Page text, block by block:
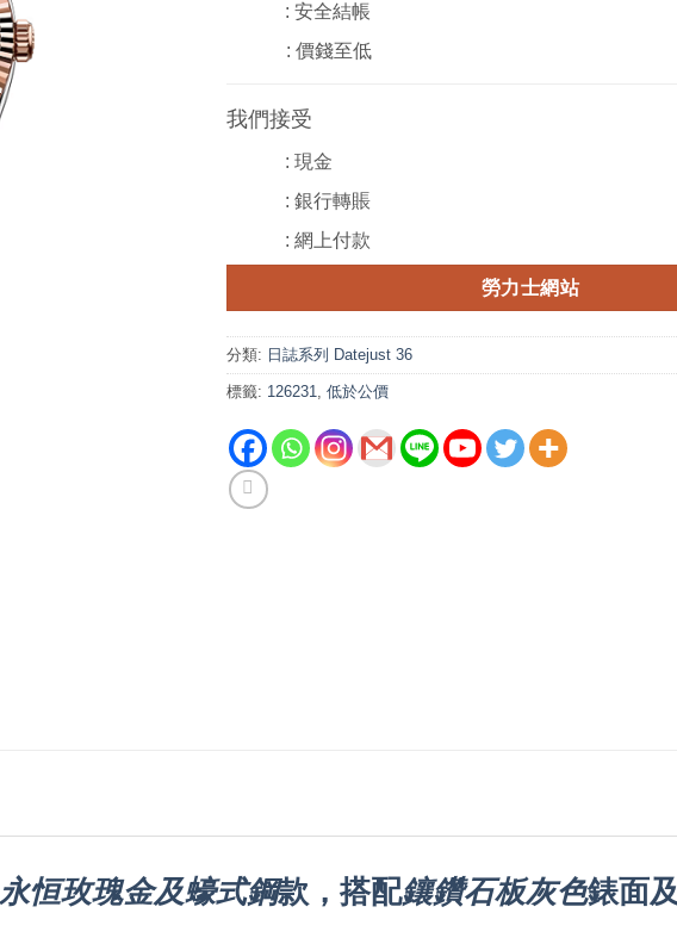
: 安全結帳
: 價錢至低
我們接受
: 現金
: 銀行轉賬
: 網上付款
勞力士網站
分類: 日誌系列 Datejust 36
標籤: 126231 低於公價
永恒玫瑰金及蠔式鋼款，搭配鑲鑽石板灰色錶面及